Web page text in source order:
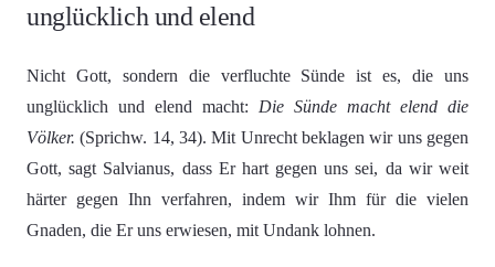
unglücklich und elend
Nicht Gott, sondern die verfluchte Sünde ist es, die uns
unglücklich und elend macht: Die Sünde macht elend die
Völker. (Sprichw. 14, 34). Mit Unrecht beklagen wir uns gegen
Gott, sagt Salvianus, dass Er hart gegen uns sei, da wir weit
härter gegen Ihn verfahren, indem wir Ihm für die vielen
Gnaden, die Er uns erwiesen, mit Undank lohnen.